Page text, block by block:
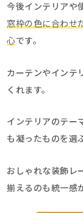
今後インテリアや
窓枠の色に合わせ
心です。
カーテンやインテ
くれます。
インテリアのテー
も凝ったものを選
おしゃれな装飾レ
揃えるのも統一感